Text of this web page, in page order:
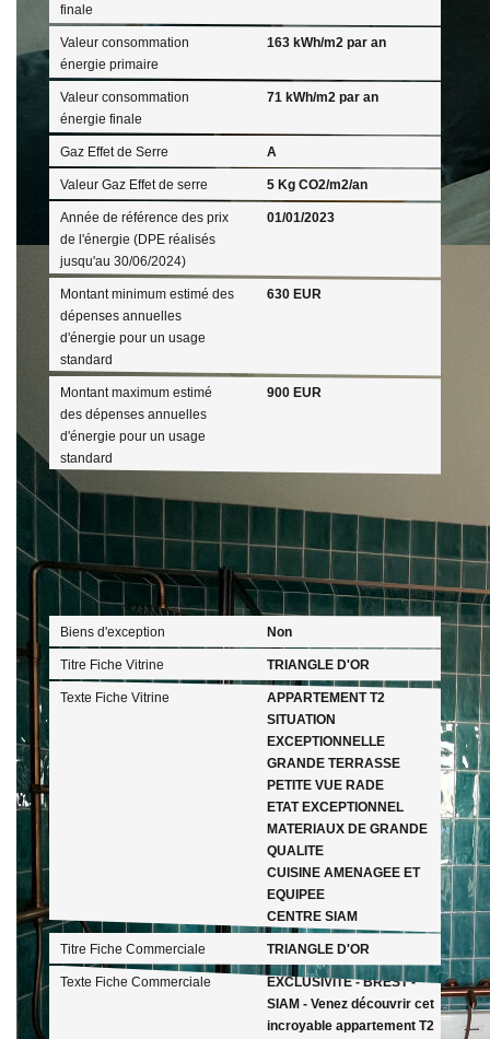
finale
Valeur consommation
énergie primaire
163 kWh/m2 par an
Valeur consommation
énergie finale
71 kWh/m2 par an
Gaz Effet de Serre A
Valeur Gaz Effet de serre 5 Kg CO2/m2/an
Année de référence des prix
de l'énergie (DPE réalisés
jusqu'au 30/06/2024)
01/01/2023
Montant minimum estimé des
dépenses annuelles
d'énergie pour un usage
standard
630 EUR
Montant maximum estimé
des dépenses annuelles
d'énergie pour un usage
standard
900 EUR
Publicité
Biens d'exception Non
Titre Fiche Vitrine TRIANGLE D'OR
Texte Fiche Vitrine
APPARTEMENT T2
SITUATION
EXCEPTIONNELLE
GRANDE TERRASSE
PETITE VUE RADE
ETAT EXCEPTIONNEL
MATERIAUX DE GRANDE
QUALITE
CUISINE AMENAGEE ET
EQUIPEE
CENTRE SIAM
Titre Fiche Commerciale TRIANGLE D'OR
Texte Fiche Commerciale
EXCLUSIVITE - BREST -
SIAM - Venez découvrir cet
incroyable appartement T2